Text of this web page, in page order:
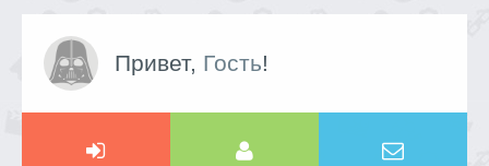
Привет, Гость!